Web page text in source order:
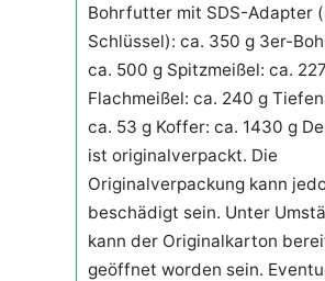
Bohrfutter mit SDS-Adapter
Schlüssel): ca. 350 g 3er-
ca. 500 g Spitzmeißel: ca.
Flachmeißel: ca. 240 g
ca. 53 g Koffer: ca. 1430 g
ist originalverpackt. Die
Originalverpackung kann
beschädigt sein. Unter
kann der Originalkarton
geöffnet worden sein.